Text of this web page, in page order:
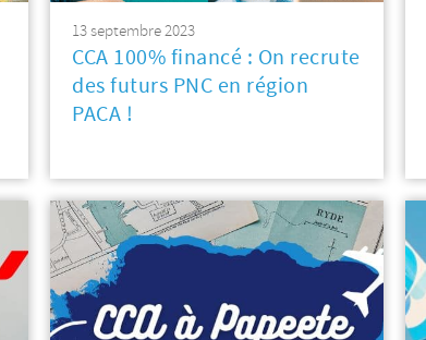
13 septembre 2023
CCA 100% financé : On recrute
des futurs PNC en région
PACA !